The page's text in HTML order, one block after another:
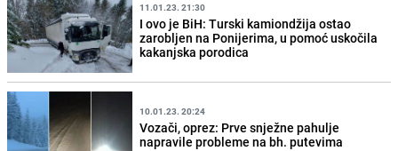
11.01.23. 21:30
I ovo je BiH: Turski kamiondžija ostao
zarobljen na Ponijerima, u pomoć uskočila
kakanjska porodica
10.01.23. 20:24
Vozači, oprez: Prve snježne pahulje
napravile probleme na bh. putevima